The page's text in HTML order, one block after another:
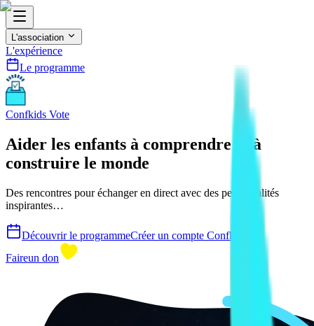
L'association
L'expérience
Le programme
Confkids Vote
Aider les enfants à comprendre et à
construire le monde
Des rencontres pour échanger en direct avec des personnalités
inspirantes…
Découvrir le programmeCréer un compte Confkids
Faireun don